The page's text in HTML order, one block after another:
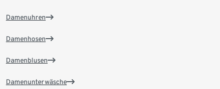
Damenuhren
Damenhosen
Damenblusen
Damenunterwäsche